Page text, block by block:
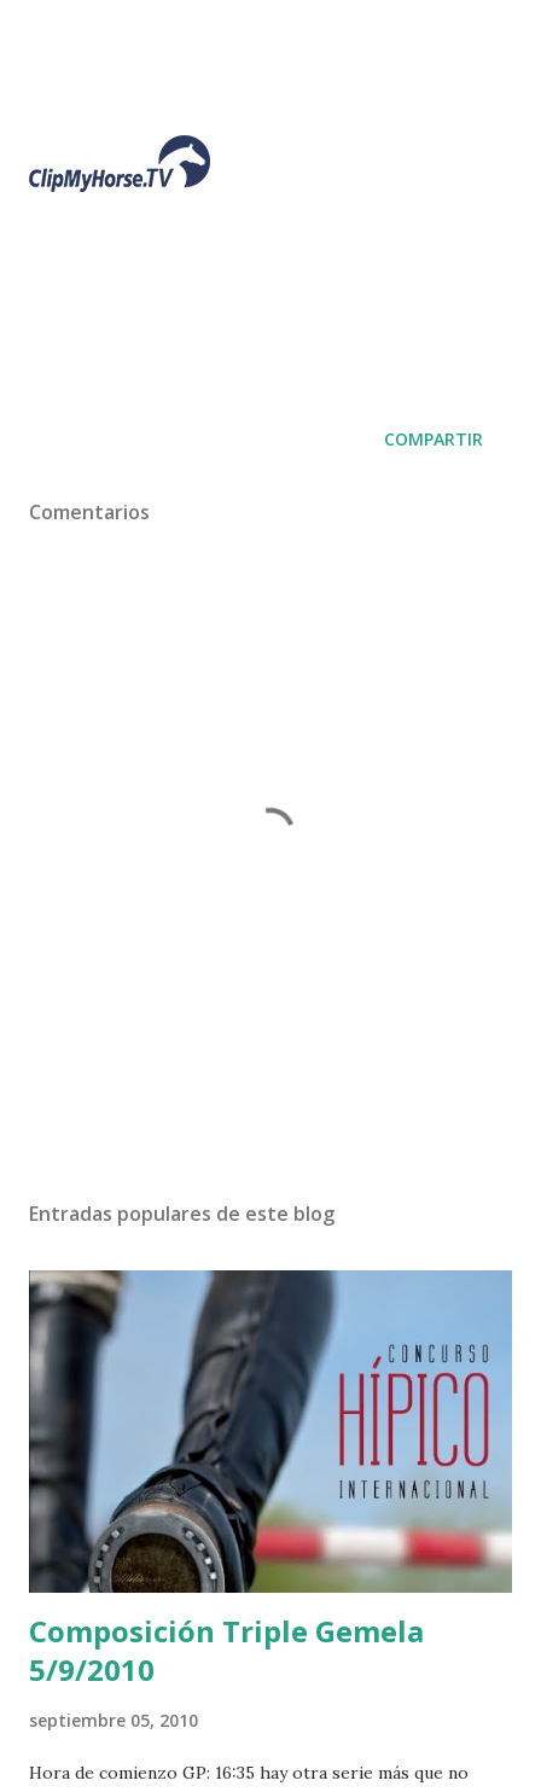
COMPARTIR
Comentarios
Entradas populares de este blog
Composición Triple Gemela
5/9/2010
septiembre 05, 2010
Hora de comienzo GP: 16:35 hay otra serie más que no